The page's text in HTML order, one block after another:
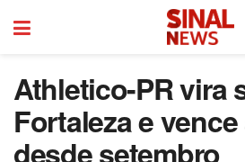
Athletico-PR vira
Fortaleza e
desde setembro